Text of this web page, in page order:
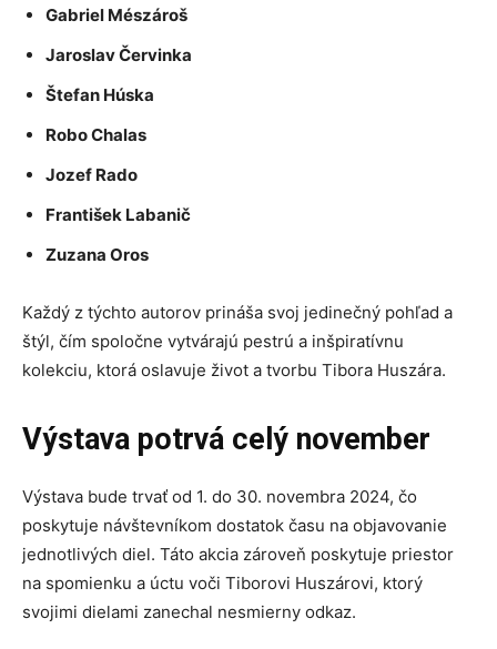
Gabriel Mészároš
Jaroslav Červinka
Štefan Húska
Robo Chalas
Jozef Rado
František Labanič
Zuzana Oros
Každý z týchto autorov prináša svoj jedinečný pohľad a
štýl, čím spoločne vytvárajú pestrú a inšpiratívnu
kolekciu, ktorá oslavuje život a tvorbu Tibora Huszára.
Výstava potrvá celý november
Výstava bude trvať od 1. do 30. novembra 2024, čo
poskytuje návštevníkom dostatok času na objavovanie
jednotlivých diel. Táto akcia zároveň poskytuje priestor
na spomienku a úctu voči Tiborovi Huszárovi, ktorý
svojimi dielami zanechal nesmierny odkaz.